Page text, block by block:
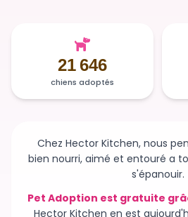
21 646
chiens adoptés
Chez Hector Kitchen, nous
bien nourri, aimé et entouré a
s'épanouir.
Pet Adoption est gratuite
Hector Kitchen en est